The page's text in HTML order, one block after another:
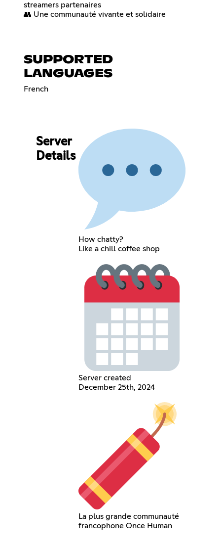
streamers partenaires
👥 Une communauté vivante et solidaire
SUPPORTED
LANGUAGES
French
Server
Details
How chatty?
Like a chill coffee shop
Server created
December 25th, 2024
La plus grande communauté
francophone Once Human